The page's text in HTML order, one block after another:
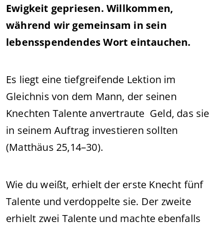
Ewigkeit gepriesen. Willkommen,
während wir gemeinsam in sein
lebensspendendes Wort eintauchen.
Es liegt eine tiefgreifende Lektion im
Gleichnis von dem Mann, der seinen
Knechten Talente anvertraute Geld, das sie
in seinem Auftrag investieren sollten
(Matthäus 25,14–30).
Wie du weißt, erhielt der erste Knecht fünf
Talente und verdoppelte sie. Der zweite
erhielt zwei Talente und machte ebenfalls